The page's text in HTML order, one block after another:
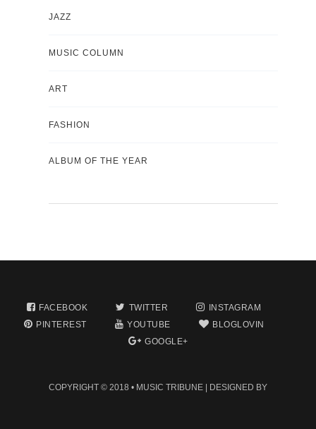
JAZZ
MUSIC COLUMN
ART
FASHION
ALBUM OF THE YEAR
FACEBOOK TWITTER
INSTAGRAM
PINTEREST
YOUTUBE
BLOGLOVIN
GOOGLE+
COPYRIGHT © 2018 • MUSIC TRIBUNE | DESIGNED BY